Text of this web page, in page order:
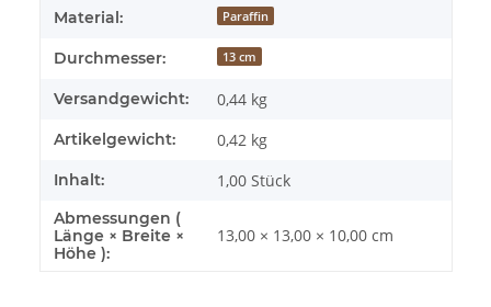
Material: Paraffin
Durchmesser: 13 cm
Versandgewicht: 0,44 kg
Artikelgewicht: 0,42 kg
Inhalt: 1,00 Stück
Abmessungen (
Länge × Breite ×
Höhe ):
13,00 × 13,00 × 10,00 cm